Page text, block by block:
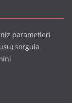
parametleri
sorgula